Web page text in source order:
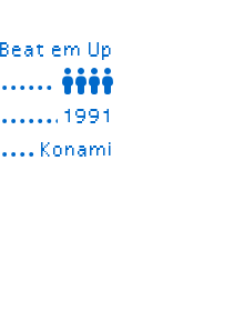
Beat em Up
1991
Konami